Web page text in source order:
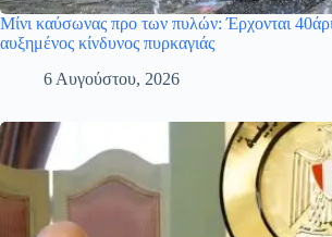
Μίνι καύσωνας προ των πυλών: Έρχονται
αυξημένος κίνδυνος πυρκαγιάς
6 Αυγούστου, 2026